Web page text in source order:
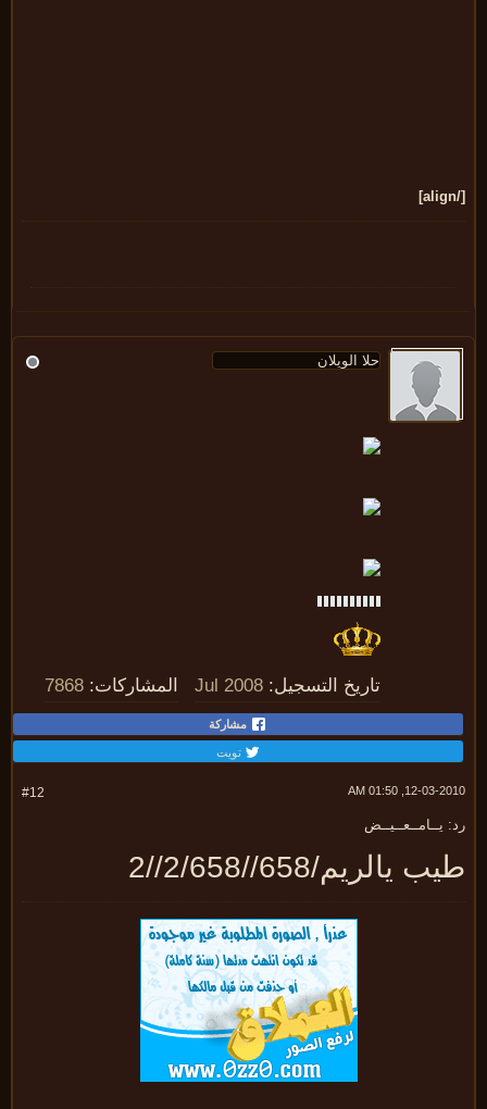
تاريخ التسجيل: Jul 2008 المشاركات: 7868
مشاركة
تويت
12-03-2010,
يــامــعــيــض
يالريم/658//2/658//2